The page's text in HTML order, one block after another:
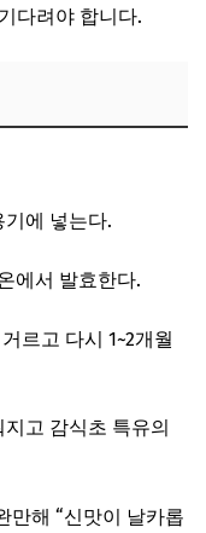
다려야 합니다.
에 넣는다.
에서 발효한다.
르고 다시 1~2개월
고 감식초 특유의
만해 “신맛이 날카롭